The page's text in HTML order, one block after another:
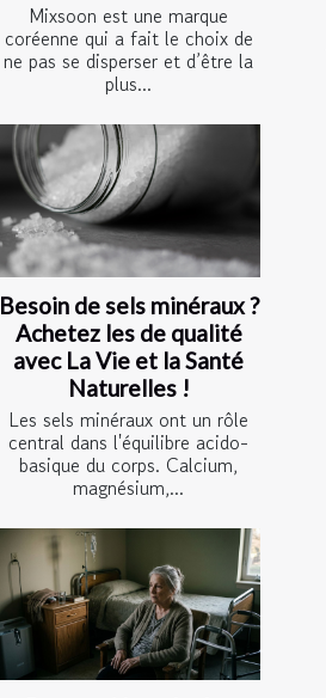
Mixsoon est une marque
coréenne qui a fait le choix de
ne pas se disperser et d’être la
plus...
Besoin de sels minéraux ?
Achetez les de qualité
avec La Vie et la Santé
Naturelles !
Les sels minéraux ont un rôle
central dans l'équilibre acido-
basique du corps. Calcium,
magnésium,...